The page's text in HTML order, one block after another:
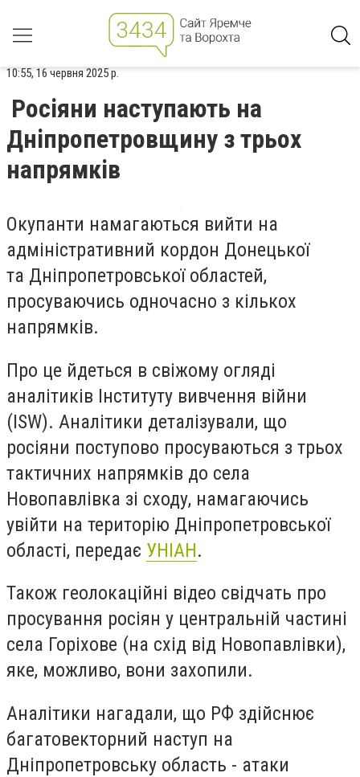
10:55, 16 червня 2025 р.
Росіяни наступають на
Дніпропетровщину з трьох
напрямків
Окупанти намагаються вийти на
адміністративний кордон Донецької
та Дніпропетровської областей,
просуваючись одночасно з кількох
напрямків.
Про це йдеться в свіжому огляді
аналітиків Інституту вивчення війни
(ISW). Аналітики деталізували, що
росіяни поступово просуваються з трьох
тактичних напрямків до села
Новопавлівка зі сходу, намагаючись
увійти на територію Дніпропетровської
області, передає УНІАН.
Також геолокаційні відео свідчать про
просування росіян у центральній частині
села Горіхове (на схід від Новопавлівки),
яке, можливо, вони захопили.
Аналітики нагадали, що РФ здійснює
багатовекторний наступ на
Дніпропетровську область - атаки